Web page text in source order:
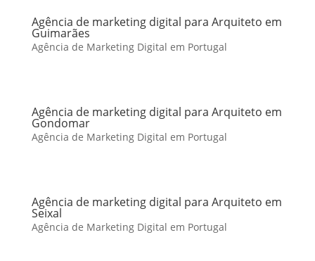
Agência de marketing digital para Arquiteto em
Guimarães
Agência de Marketing Digital em Portugal
Agência de marketing digital para Arquiteto em
Gondomar
Agência de Marketing Digital em Portugal
Agência de marketing digital para Arquiteto em
Seixal
Agência de Marketing Digital em Portugal